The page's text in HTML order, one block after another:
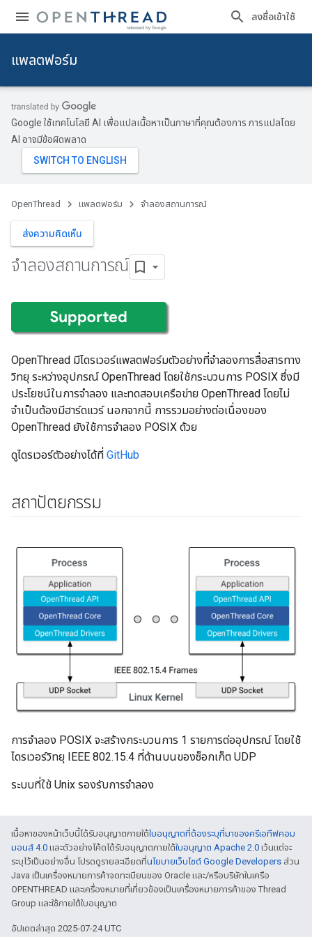
ลงชื่อเข้าใช้
แพลตฟอร์ม
Google ใช้เทคโนโลยี AI เพื่อแปลเนื้อหาเป็นภาษาที่คุณต้องการ การแปลโดย
AI อาจมีข้อผิดพลาด
OpenThread แพลตฟอร์ม จำลองสถานการณ์
ส่งความคิดเห็น
จำลองสถานการณ์
OpenThread มีไดรเวอร์แพลตฟอร์มตัวอย่างที่จำลองการสื่อสารทาง
วิทยุ ระหว่างอุปกรณ์ OpenThread โดยใช้กระบวนการ POSIX ซึ่งมี
ประโยชน์ในการจำลอง และทดสอบเครือข่าย OpenThread โดยไม่
จำเป็นต้องมีฮาร์ดแวร์ นอกจากนี้ การรวมอย่างต่อเนื่องของ
OpenThread ยังใช้การจำลอง POSIX ด้วย
ดูไดรเวอร์ตัวอย่างได้ที่ GitHub
สถาปัตยกรรม
การจำลอง POSIX จะสร้างกระบวนการ 1 รายการต่ออุปกรณ์ โดยใช้
ไดรเวอร์วิทยุ IEEE 802.15.4 ที่ด้านบนของซ็อกเก็ต UDP
ระบบที่ใช้ Unix รองรับการจำลอง
เนื้อหาของหน้าเว็บนี้ได้รับอนุญาตภายใต้ใบอนุญาตที่ต้องระบุที่มาของครีเอทีฟคอม
มอนส์ 4.0 และตัวอย่างโค้ดได้รับอนุญาตภายใต้ใบอนุญาต Apache 2.0 เว้นแต่จะ
ระบุไว้เป็นอย่างอื่น โปรดดูรายละเอียดที่นโยบายเว็บไซต์ Google Developers ส่วน
Java เป็นเครื่องหมายการค้าจดทะเบียนของ Oracle และ/หรือบริษัทในเครือ
OPENTHREAD และเครื่องหมายที่เกี่ยวข้องเป็นเครื่องหมายการค้าของ Thread
Group และใช้ภายใต้ใบอนุญาต
อัปเดตล่าสุด 2025-07-24 UTC